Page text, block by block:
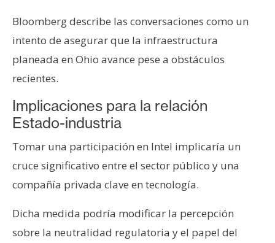
Bloomberg describe las conversaciones como un
intento de asegurar que la infraestructura
planeada en Ohio avance pese a obstáculos
recientes.
Implicaciones para la relación
Estado-industria
Tomar una participación en Intel implicaría un
cruce significativo entre el sector público y una
compañía privada clave en tecnología.
Dicha medida podría modificar la percepción
sobre la neutralidad regulatoria y el papel del